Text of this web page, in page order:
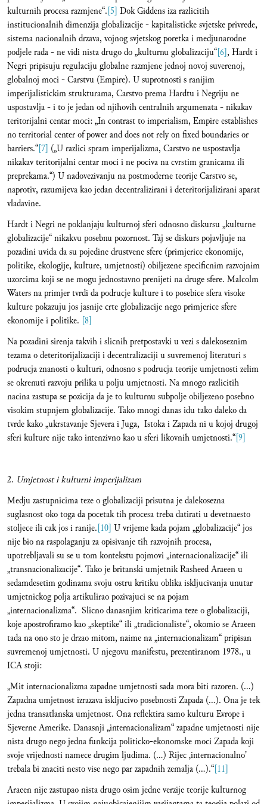
kulturnih procesa razmjene“.[5] Dok Giddens iza razlicitih
institucionalnih dimenzija globalizacije - kapitalisticke svjetske privrede,
sistema nacionalnih drzava, vojnog svjetskog poretka i medjunarodne
podjele rada - ne vidi nista drugo do „kulturnu globalizaciju“[6], Hardt i
Negri pripisuju regulaciju globalne razmjene jednoj novoj suverenoj,
globalnoj moci - Carstvu (Empire). U suprotnosti s ranijim
imperijalistickim strukturama, Carstvo prema Hardtu i Negriju ne
uspostavlja - i to je jedan od njihovih centralnih argumenata - nikakav
teritorijalni centar moci: „In contrast to imperialism, Empire establishes
no territorial center of power and does not rely on fixed boundaries or
barriers.“[7] („U razlici spram imperijalizma, Carstvo ne uspostavlja
nikakav teritorijalni centar moci i ne pociva na cvrstim granicama ili
preprekama.“) U nadovezivanju na postmoderne teorije Carstvo se,
naprotiv, razumijeva kao jedan decentralizirani i deteritorijalizirani aparat
vladavine.
Hardt i Negri ne poklanjaju kulturnoj sferi odnosno diskursu „kulturne
globalizacije“ nikakvu posebnu pozornost. Taj se diskurs pojavljuje na
pozadini uvida da su pojedine drustvene sfere (primjerice ekonomije,
politike, ekologije, kulture, umjetnosti) obiljezene specificnim razvojnim
uzorcima koji se ne mogu jednostavno prenijeti na druge sfere. Malcolm
Waters na primjer tvrdi da podrucje kulture i to posebice sfera visoke
kulture pokazuju jos jasnije crte globalizacije nego primjerice sfere
ekonomije i politike. [8]
Na pozadini sirenja takvih i slicnih pretpostavki u vezi s dalekoseznim
tezama o deteritorijalizaciji i decentralizaciji u suvremenoj literaturi s
podrucja znanosti o kulturi, odnosno s podrucja teorije umjetnosti zelim
se okrenuti razvoju prilika u polju umjetnosti. Na mnogo razlicitih
nacina zastupa se pozicija da je to kulturnu subpolje obiljezeno posebno
visokim stupnjem globalizacije. Tako mnogi danas idu tako daleko da
tvrde kako „ukrstavanje Sjevera i Juga, Istoka i Zapada ni u kojoj drugoj
sferi kulture nije tako intenzivno kao u sferi likovnih umjetnosti.“[9]
2. Umjetnost i kulturni imperijalizam
Medju zastupnicima teze o globalizaciji prisutna je dalekosezna
suglasnost oko toga da pocetak tih procesa treba datirati u devetnaesto
stoljece ili cak jos i ranije.[10] U vrijeme kada pojam „globalizacije“ jos
nije bio na raspolaganju za opisivanje tih razvojnih procesa,
upotrebljavali su se u tom kontekstu pojmovi „internacionalizacije“ ili
„transnacionalizacije“. Tako je britanski umjetnik Rasheed Araeen u
sedamdesetim godinama svoju ostru kritiku oblika iskljucivanja unutar
umjetnickog polja artikulirao pozivajuci se na pojam
„internacionalizma“. Slicno danasnjim kriticarima teze o globalizaciji,
koje apostrofiramo kao „skeptike“ ili „tradicionaliste“, okomio se Araeen
tada na ono sto je drzao mitom, naime na „internacionalizam“ pripisan
suvremenoj umjetnosti. U njegovu manifestu, prezentiranom 1978., u
ICA stoji:
„Mit internacionalizma zapadne umjetnosti sada mora biti razoren. (…)
Zapadna umjetnost izrazava iskljucivo posebnosti Zapada (…). Ona je tek
jedna transatlanska umjetnost. Ona reflektira samo kulturu Evrope i
Sjeverne Amerike. Danasnji „internacionalizam“ zapadne umjetnosti nije
nista drugo nego jedna funkcija politicko-ekonomske moci Zapada koji
svoje vrijednosti namece drugim ljudima. (…) Rijec ‚internacionalno’
trebala bi znaciti nesto vise nego par zapadnih zemalja (…).“[11]
Araeen nije zastupao nista drugo osim jedne verzije teorije kulturnog